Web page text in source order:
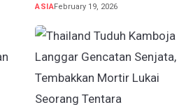
ASIAFebruary 19, 2026